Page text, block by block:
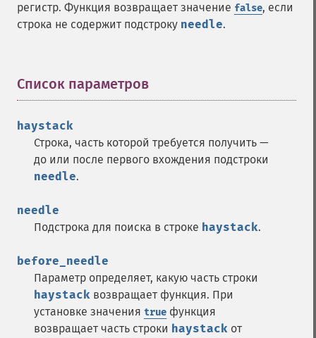
регистр. Функция возвращает значение false, если
строка не содержит подстроку needle.
Список параметров
haystack
Строка, часть которой требуется получить —
до или после первого вхождения подстроки
needle.
needle
Подстрока для поиска в строке haystack.
before_needle
Параметр определяет, какую часть строки
haystack возвращает функция. При
установке значения true функция
возвращает часть строки haystack от